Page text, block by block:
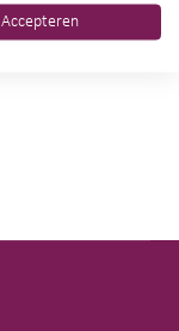
Accepteren